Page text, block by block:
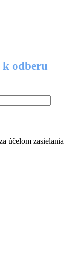
k odberu
účelom zasielania